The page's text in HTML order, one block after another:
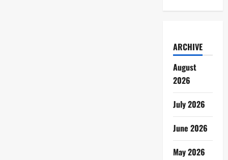
ARCHIVE
August
2026
July 2026
June 2026
May 2026